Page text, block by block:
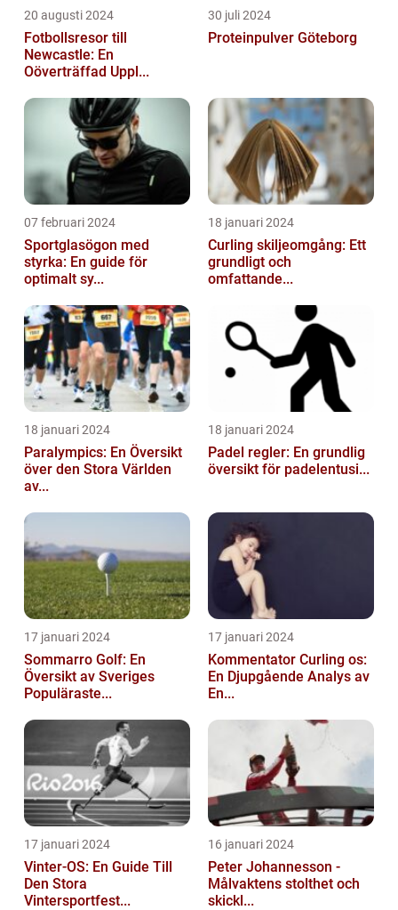
20 augusti 2024
Fotbollsresor till
Newcastle: En
Oöverträffad Uppl...
30 juli 2024
Proteinpulver Göteborg
07 februari 2024
Sportglasögon med
styrka: En guide för
optimalt sy...
18 januari 2024
Curling skiljeomgång: Ett
grundligt och
omfattande...
18 januari 2024
Paralympics: En Översikt
över den Stora Världen
av...
18 januari 2024
Padel regler: En grundlig
översikt för padelentusi...
17 januari 2024
Sommarro Golf: En
Översikt av Sveriges
Populäraste...
17 januari 2024
Kommentator Curling os:
En Djupgående Analys av
En...
17 januari 2024
Vinter-OS: En Guide Till
Den Stora
Vintersportfest...
16 januari 2024
Peter Johannesson -
Målvaktens stolthet och
skickl...